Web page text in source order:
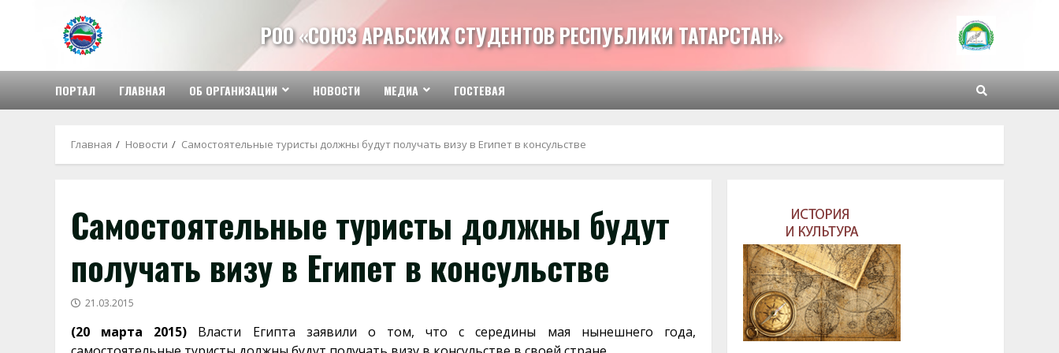
содержимому
РОО «СОЮЗ АРАБСКИХ СТУДЕНТОВ РЕСПУБЛИКИ ТАТАРСТАН»
ПОРТАЛ ГЛАВНАЯ ОБ ОРГАНИЗАЦИИ НОВОСТИ МЕДИА ГОСТЕВАЯ
Главная Новости Самостоятельные туристы должны будут получать визу в Египет в консульстве
Самостоятельные туристы должны будут
получать визу в Египет в консульстве
21.03.2015
(20 марта 2015) Власти Египта заявили о том, что с середины мая нынешнего года,